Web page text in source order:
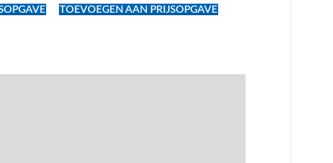
TOEVOEGEN AAN PRIJSOPGAVE